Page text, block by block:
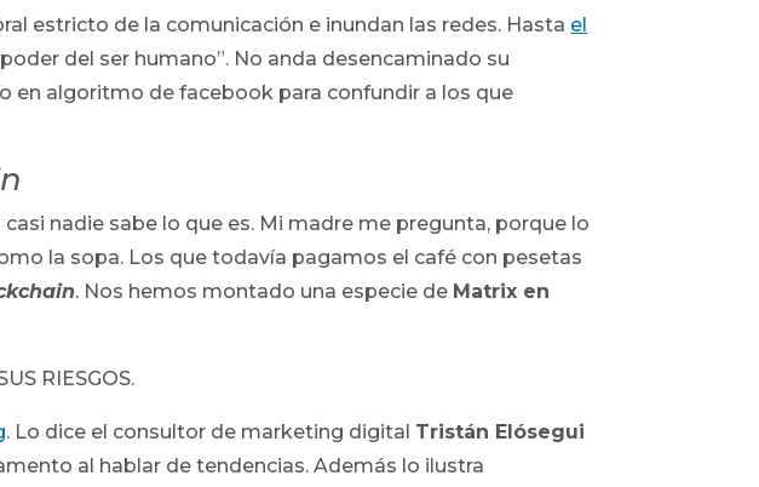
estricto de la comunicación e inundan las redes. Hasta el
del ser humano”. No anda desencaminado su
en algoritmo de facebook para confundir a los que
nadie sabe lo que es. Mi madre me pregunta, porque lo
la sopa. Los que todavía pagamos el café con pesetas
. Nos hemos montado una especie de Matrix en
RIESGOS.
. Lo dice el consultor de marketing digital Tristán Elósegui
al hablar de tendencias. Además lo ilustra